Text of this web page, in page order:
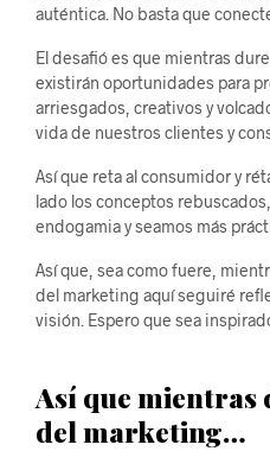
auténtica. No basta que
El desafió es que mientras
existirán oportunidades para
arriesgados, creativos y
vida de nuestros clientes y
Así que reta al consumidor y
lado los conceptos
endogamia y seamos más
Así que, sea como fuere,
del marketing aquí seguiré
visión. Espero que sea
Así que
del marketing…